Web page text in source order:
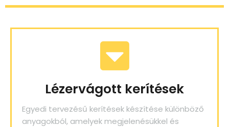
Lézervágott kerítések
Egyedi tervezésű kerítések készítése különböző
anyagokból, amelyek megjelenésükkel és